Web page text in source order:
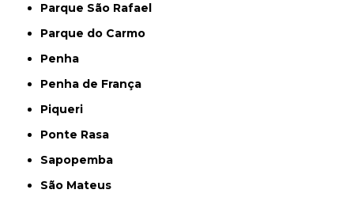
Parque São Rafael
Parque do Carmo
Penha
Penha de França
Piqueri
Ponte Rasa
Sapopemba
São Mateus